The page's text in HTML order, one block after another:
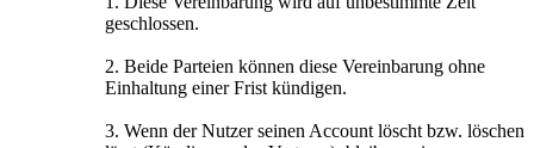
geschlossen.
2. Beide Parteien können diese Vereinbarung ohne
Einhaltung einer Frist kündigen.
3. Wenn der Nutzer seinen Account löscht bzw. löschen